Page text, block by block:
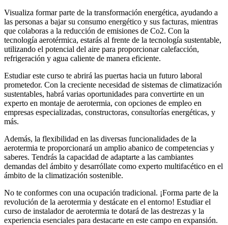
Visualiza formar parte de la transformación energética, ayudando a
las personas a bajar su consumo energético y sus facturas, mientras
que colaboras a la reducción de emisiones de Co2. Con la
tecnología aerotérmica, estarás al frente de la tecnología sustentable,
utilizando el potencial del aire para proporcionar calefacción,
refrigeración y agua caliente de manera eficiente.
Estudiar este curso te abrirá las puertas hacia un futuro laboral
prometedor. Con la creciente necesidad de sistemas de climatización
sustentables, habrá varias oportunidades para convertirte en un
experto en montaje de aerotermia, con opciones de empleo en
empresas especializadas, constructoras, consultorías energéticas, y
más.
Además, la flexibilidad en las diversas funcionalidades de la
aerotermia te proporcionará un amplio abanico de competencias y
saberes. Tendrás la capacidad de adaptarte a las cambiantes
demandas del ámbito y desarróllate como experto multifacético en el
ámbito de la climatización sostenible.
No te conformes con una ocupación tradicional. ¡Forma parte de la
revolución de la aerotermia y destácate en el entorno! Estudiar el
curso de instalador de aerotermia te dotará de las destrezas y la
experiencia esenciales para destacarte en este campo en expansión.